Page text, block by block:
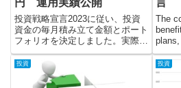
円 運用実績公開
投資戦略宣言2023に従い、投資
資金の毎月積み立て金額とポート
フォリオを決定しました。実際の
投資運用実績を毎月報告していき
たいと思います。
言
The
and
投資 投資